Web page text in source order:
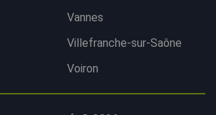
Vannes
Villefranche-sur-Saône
Voiron